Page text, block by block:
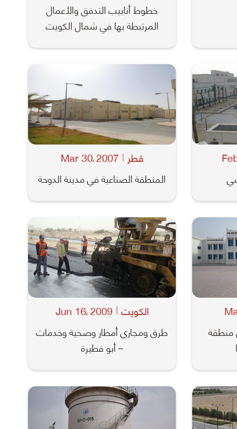
خطوط أنابيب التدفق والأعمال
المرتبطة بها في شمال الكويت
Mar 30,2007 قطر
المنطقة الصناعية في مدينة الدوحة
Jun 16,2009 الكويت
طرق ومجاري أمطار وصحية وخدمات
– أبو فطيرة